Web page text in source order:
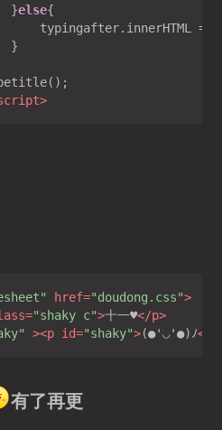
}
else
typingafter.innerHTML =
>
href="doudong.css">
="shaky c">十一♥</p>
><p id="shaky">(●'◡'●)ﾉ</
有了再更